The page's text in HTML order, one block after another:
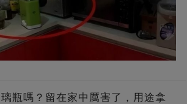
瓶嗎？留在家中厲害了，用途拿